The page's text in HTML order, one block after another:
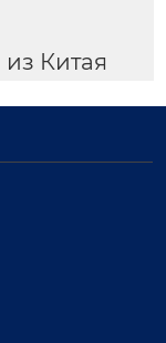
Китая